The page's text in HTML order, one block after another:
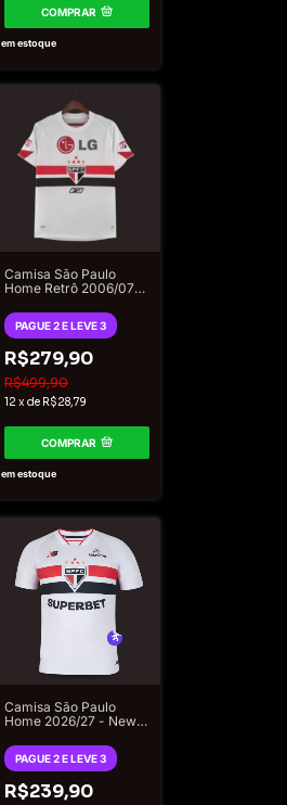
COMPRAR
em estoque
Camisa São Paulo
Home Retrô 2006/07
Masculino - Branco
PAGUE 2 E LEVE 3
R$279,90
R$499,90
12 xde R$28,79
COMPRAR
em estoque
Camisa São Paulo
Home 2026/27 - New
Masculino - Branco
PAGUE 2 E LEVE 3
R$239,90